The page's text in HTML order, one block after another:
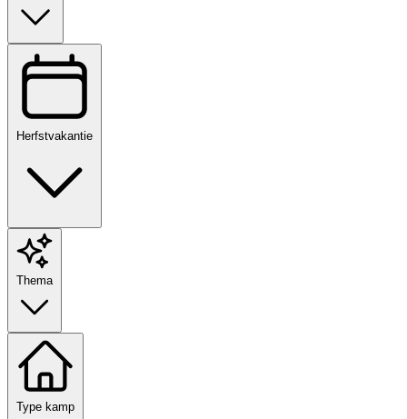
Herfstvakantie
Thema
Type kamp